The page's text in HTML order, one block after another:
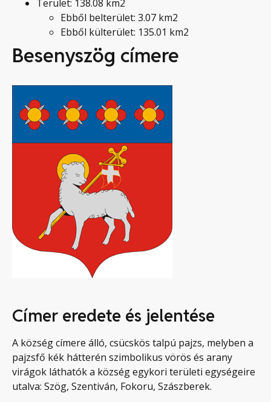
Terület: 138.08 km2
Ebből belterület: 3.07 km2
Ebből külterület: 135.01 km2
Besenyszög címere
Címer eredete és jelentése
A község címere álló, csücskös talpú pajzs, melyben a
pajzsfő kék hátterén szimbolikus vörös és arany
virágok láthatók a község egykori területi egységeire
utalva: Szög, Szentiván, Fokoru, Szászberek.